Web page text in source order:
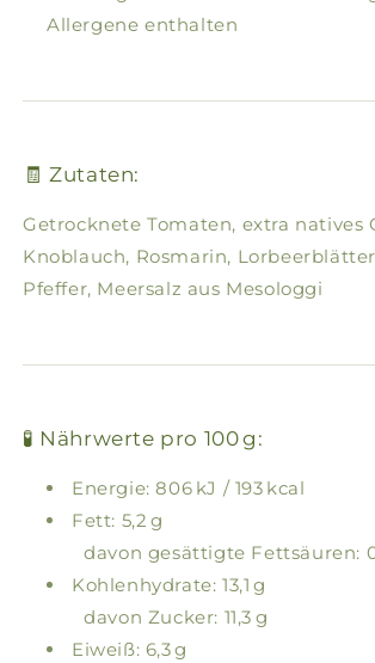
Allergene enthalten
🧾 Zutaten:
Getrocknete Tomaten, extra natives
Knoblauch, Rosmarin,
Pfeffer, Meersalz aus Mesologgi
🧪 Nährwerte pro 100 g:
Energie: 806 kJ / 193 kcal
Fett: 5,2 g
davon gesättigte Fettsäuren:
Kohlenhydrate: 13,1 g
davon Zucker: 11,3 g
Eiweiß: 6,3 g